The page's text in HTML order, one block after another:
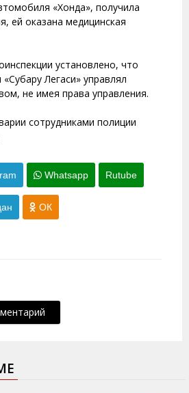
«Хонда», получила
ей оказана медицинская
установлено, что
Легаси» управлял
не имея права управления.
сотрудниками полиции
Whatsapp Rutube
ОК